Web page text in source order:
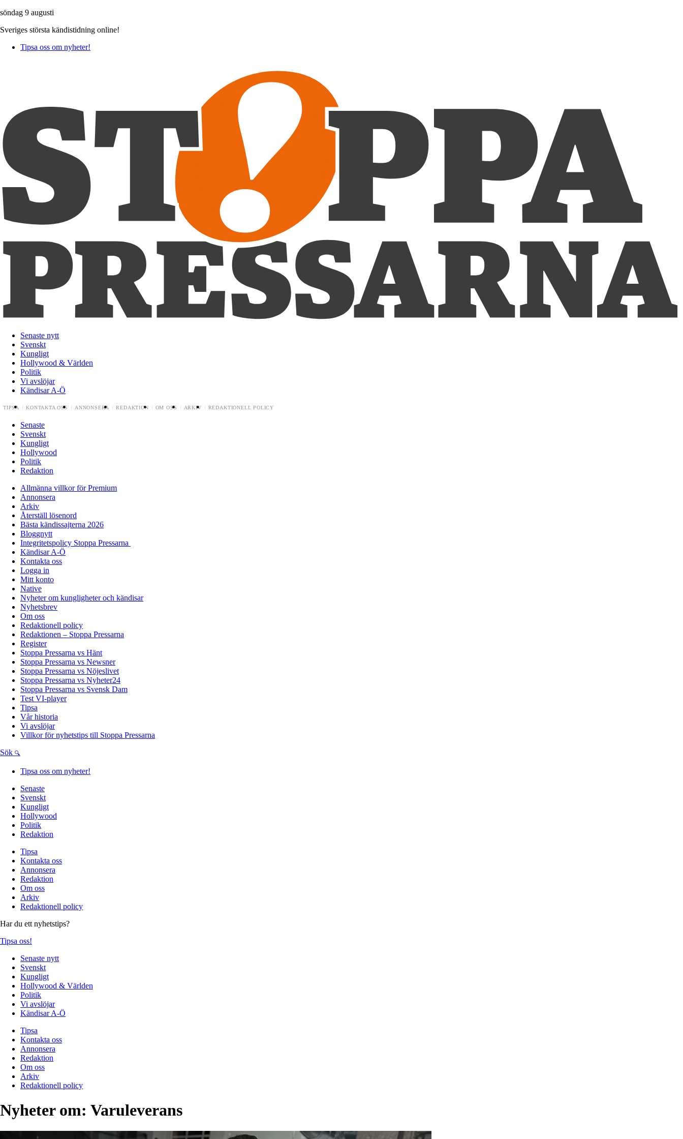
söndag 9 augusti
Sveriges största kändistidning online!
Tipsa oss om nyheter!
Senaste nytt
Svenskt
Kungligt
Hollywood & Världen
Politik
Vi avslöjar
Kändisar A-Ö
TIPSA KONTAKTA OSS ANNONSERA REDAKTION OM OSS ARKIV REDAKTIONELL POLICY
Senaste
Svenskt
Kungligt
Hollywood
Politik
Redaktion
Allmänna villkor för Premium
Annonsera
Arkiv
Återställ lösenord
Bästa kändissajterna 2026
Bloggnytt
Integritetspolicy Stoppa Pressarna
Kändisar A-Ö
Kontakta oss
Logga in
Mitt konto
Native
Nyheter om kungligheter och kändisar
Nyhetsbrev
Om oss
Redaktionell policy
Redaktionen – Stoppa Pressarna
Register
Stoppa Pressarna vs Hänt
Stoppa Pressarna vs Newsner
Stoppa Pressarna vs Nöjeslivet
Stoppa Pressarna vs Nyheter24
Stoppa Pressarna vs Svensk Dam
Test VI-player
Tipsa
Vår historia
Vi avslöjar
Villkor för nyhetstips till Stoppa Pressarna
Sök
Tipsa oss om nyheter!
Senaste
Svenskt
Kungligt
Hollywood
Politik
Redaktion
Tipsa
Kontakta oss
Annonsera
Redaktion
Om oss
Arkiv
Redaktionell policy
Har du ett nyhetstips?
Tipsa oss!
Senaste nytt
Svenskt
Kungligt
Hollywood & Världen
Politik
Vi avslöjar
Kändisar A-Ö
Tipsa
Kontakta oss
Annonsera
Redaktion
Om oss
Arkiv
Redaktionell policy
Nyheter om: Varuleverans